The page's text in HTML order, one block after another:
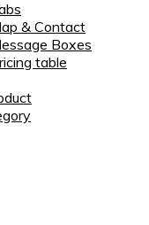
& Contact
Boxes
table